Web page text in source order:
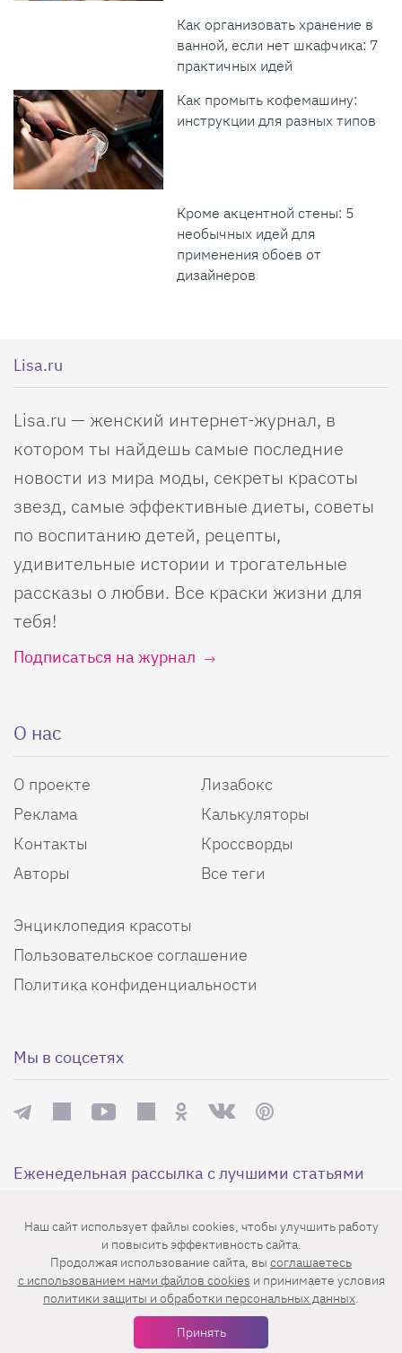
Как организовать хранение в
ванной, если нет шкафчика: 7
практичных идей
Как промыть кофемашину:
инструкции для разных типов
Кроме акцентной стены: 5
необычных идей для
применения обоев от
дизайнеров
Lisa.ru
Lisa.ru — женский интернет-журнал, в
котором ты найдешь самые последние
новости из мира моды, секреты красоты
звезд, самые эффективные диеты, советы
по воспитанию детей, рецепты,
удивительные истории и трогательные
рассказы о любви. Все краски жизни для
тебя!
Подписаться на журнал
О нас
О проекте
Реклама
Контакты
Авторы
Лизабокс
Калькуляторы
Кроссворды
Все теги
Энциклопедия красоты
Пользовательское соглашение
Политика конфиденциальности
Мы в соцсетях
Еженедельная рассылка с лучшими статьями
Нажимая на кнопку «Подписаться», вы принимаете условия
пользовательского соглашения,политики конфиденциальности
Наш сайт использует файлы cookies, чтобы улучшить работу
и повысить эффективность сайта.
Продолжая использование сайта, вы соглашаетесь
c использованием нами файлов cookies и принимаете условия
политики защиты и обработки персональных данных.
Принять